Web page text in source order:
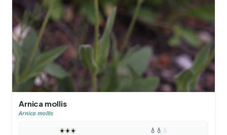
Arnica mollis
Arnica mollis
☀️☀️☀️ 💧 💧 💧